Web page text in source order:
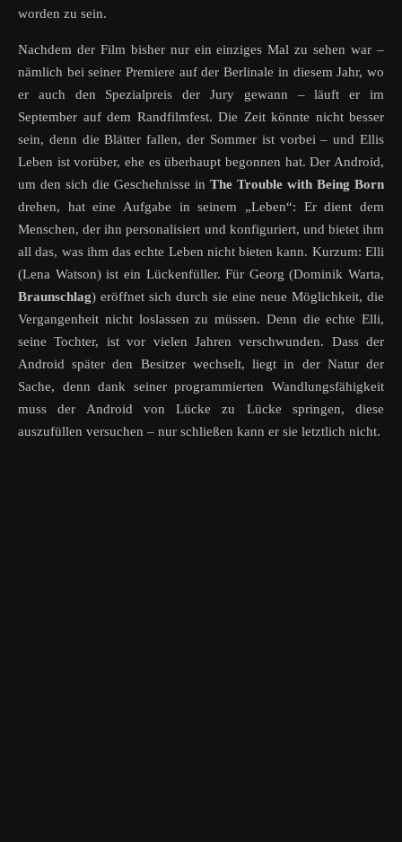
worden zu sein.
Nachdem der Film bisher nur ein einziges Mal zu sehen war –
nämlich bei seiner Premiere auf der Berlinale in diesem Jahr, wo
er auch den Spezialpreis der Jury gewann – läuft er im
September auf dem Randfilmfest. Die Zeit könnte nicht besser
sein, denn die Blätter fallen, der Sommer ist vorbei – und Ellis
Leben ist vorüber, ehe es überhaupt begonnen hat. Der Android,
um den sich die Geschehnisse in The Trouble with Being Born
drehen, hat eine Aufgabe in seinem „Leben“: Er dient dem
Menschen, der ihn personalisiert und konfiguriert, und bietet ihm
all das, was ihm das echte Leben nicht bieten kann. Kurzum: Elli
(Lena Watson) ist ein Lückenfüller. Für Georg (Dominik Warta,
Braunschlag) eröffnet sich durch sie eine neue Möglichkeit, die
Vergangenheit nicht loslassen zu müssen. Denn die echte Elli,
seine Tochter, ist vor vielen Jahren verschwunden. Dass der
Android später den Besitzer wechselt, liegt in der Natur der
Sache, denn dank seiner programmierten Wandlungsfähigkeit
muss der Android von Lücke zu Lücke springen, diese
auszufüllen versuchen – nur schließen kann er sie letztlich nicht.